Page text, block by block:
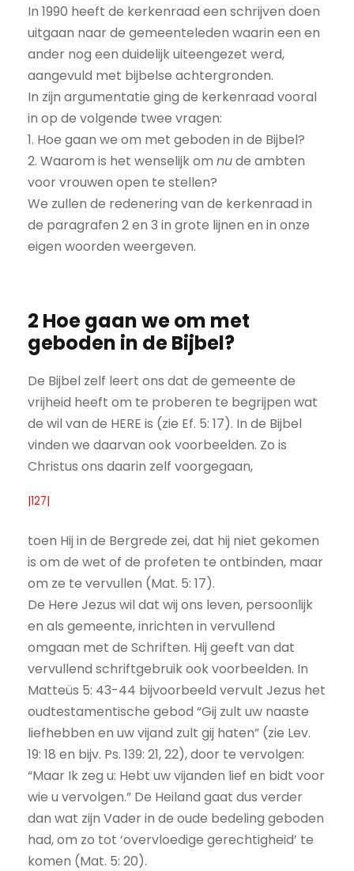
In 1990 heeft de kerkenraad een schrijven doen
uitgaan naar de gemeenteleden waarin een en
ander nog een duidelijk uiteengezet werd,
aangevuld met bijbelse achtergronden.
In zijn argumentatie ging de kerkenraad vooral
in op de volgende twee vragen:
1. Hoe gaan we om met geboden in de Bijbel?
2. Waarom is het wenselijk om nude ambten
voor vrouwen open te stellen?
We zullen de redenering van de kerkenraad in
de paragrafen 2 en 3 in grote lijnen en in onze
eigen woorden weergeven.
2 Hoe gaan we om met
geboden in de Bijbel?
De Bijbel zelf leert ons dat de gemeente de
vrijheid heeft om te proberen te begrijpen wat
de wil van de HERE is (zie Ef. 5: 17). In de Bijbel
vinden we daarvan ook voorbeelden. Zo is
Christus ons daarin zelf voorgegaan,
|127|
toen Hij in de Bergrede zei, dat hij niet gekomen
is om de wet of de profeten te ontbinden, maar
om ze te vervullen (Mat. 5: 17).
De Here Jezus wil dat wij ons leven, persoonlijk
en als gemeente, inrichten in vervullend
omgaan met de Schriften. Hij geeft van dat
vervullend schriftgebruik ook voorbeelden. In
Matteüs 5: 43-44 bijvoorbeeld vervult Jezus het
oudtestamentische gebod “Gij zult uw naaste
liefhebben en uw vijand zult gij haten” (zie Lev.
19: 18 en bijv. Ps. 139: 21, 22), door te vervolgen:
“Maar Ik zeg u: Hebt uw vijanden lief en bidt voor
wie u vervolgen.” De Heiland gaat dus verder
dan wat zijn Vader in de oude bedeling geboden
had, om zo tot ‘overvloedige gerechtigheid’ te
komen (Mat. 5: 20).